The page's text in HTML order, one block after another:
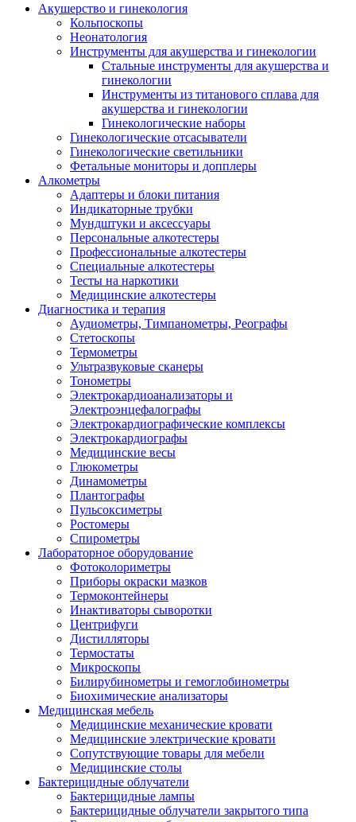
Акушерство и гинекология
Кольпоскопы
Неонатология
Инструменты для акушерства и гинекологии
Стальные инструменты для акушерства и
гинекологии
Инструменты из титанового сплава для
акушерства и гинекологии
Гинекологические наборы
Гинекологические отсасыватели
Гинекологические светильники
Фетальные мониторы и допплеры
Алкометры
Адаптеры и блоки питания
Индикаторные трубки
Мундштуки и аксессуары
Персональные алкотестеры
Профессиональные алкотестеры
Специальные алкотестеры
Тесты на наркотики
Медицинские алкотестеры
Диагностика и терапия
Аудиометры, Тимпанометры, Реографы
Стетоскопы
Термометры
Ультразвуковые сканеры
Тонометры
Электрокардиоанализаторы и
Электроэнцефалографы
Электрокардиографические комплексы
Электрокардиографы
Медицинские весы
Глюкометры
Динамометры
Плантографы
Пульсоксиметры
Ростомеры
Спирометры
Лабораторное оборудование
Фотоколориметры
Приборы окраски мазков
Термоконтейнеры
Инактиваторы сыворотки
Центрифуги
Дистилляторы
Термостаты
Микроскопы
Билирубинометры и гемоглобинометры
Биохимические анализаторы
Медицинская мебель
Медицинские механические кровати
Медицинские электрические кровати
Сопутствующие товары для мебели
Медицинские столы
Бактерицидные облучатели
Бактерицидные лампы
Бактерицидные облучатели закрытого типа